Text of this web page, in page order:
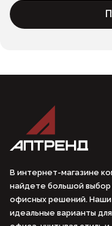
В интернет-магазине
найдете большой
офисных решений.
идеальные варианты